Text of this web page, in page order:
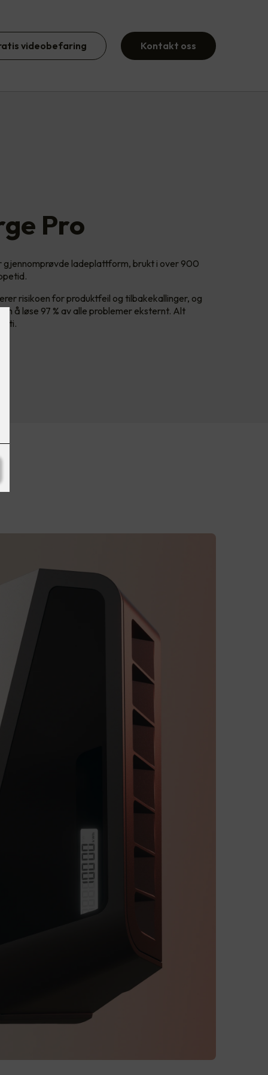
videobefaring Kontakt oss
Pro
gjennomprøvde ladeplattform, brukt i over 900
risikoen for produktfeil og tilbakekallinger, og
å løse 97 % av alle problemer eksternt. Alt